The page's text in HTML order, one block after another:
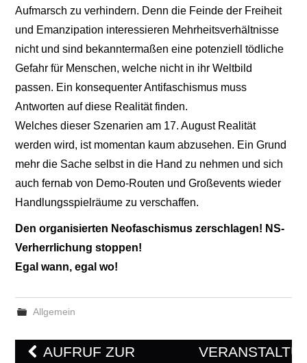
Aufmarsch zu verhindern. Denn die Feinde der Freiheit
und Emanzipation interessieren Mehrheitsverhältnisse
nicht und sind bekanntermaßen eine potenziell tödliche
Gefahr für Menschen, welche nicht in ihr Weltbild
passen. Ein konsequenter Antifaschismus muss
Antworten auf diese Realität finden.
Welches dieser Szenarien am 17. August Realität
werden wird, ist momentan kaum abzusehen. Ein Grund
mehr die Sache selbst in die Hand zu nehmen und sich
auch fernab von Demo-Routen und Großevents wieder
Handlungsspielräume zu verschaffen.
Den organisierten Neofaschismus zerschlagen! NS-
Verherrlichung stoppen!
Egal wann, egal wo!
Allgemein
PostAUFRUF ZUR